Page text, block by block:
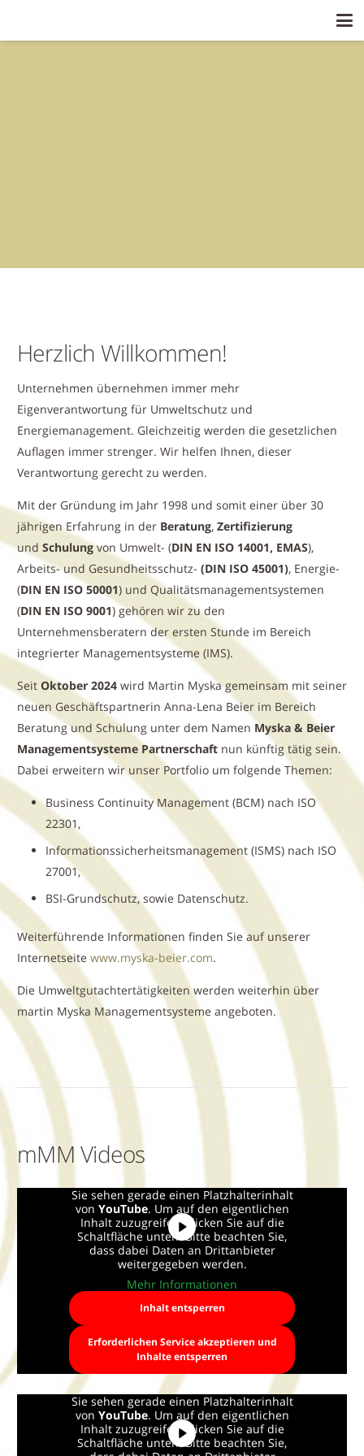
Herzlich Willkommen!
Unternehmen übernehmen immer mehr
Eigenverantwortung für Umweltschutz und
Energiemanagement. Gleichzeitig werden die gesetzlichen
Auflagen immer strenger. Wir helfen Ihnen, dieser
Verantwortung gerecht zu werden.
Mit der Gründung im Jahr 1998 und somit einer über 30
jährigen Erfahrung in der Beratung, Zertifizierung
und Schulungvon Umwelt- (DIN EN ISO 14001, EMAS),
Arbeits- und Gesundheitsschutz- (DIN ISO 45001), Energie-
(DIN EN ISO 50001) und Qualitätsmanagementsystemen
(DIN EN ISO 9001) gehören wir zu den
Unternehmensberatern der ersten Stunde im Bereich
integrierter Managementsysteme (IMS).
Seit Oktober 2024 wird Martin Myska gemeinsam mit seiner
neuen Geschäftspartnerin Anna-Lena Beier im Bereich
Beratung und Schulung unter dem Namen Myska & Beier
Managementsysteme Partnerschaft nun künftig tätig sein.
Dabei erweitern wir unser Portfolio um folgende Themen:
Business Continuity Management (BCM) nach ISO
22301,
Informationssicherheitsmanagement (ISMS) nach ISO
27001,
BSI-Grundschutz, sowie Datenschutz.
Weiterführende Informationen finden Sie auf unserer
Internetseite www.myska-beier.com.
Die Umweltgutachtertätigkeiten werden weiterhin über
martin Myska Managementsysteme angeboten.
mMM Videos
Sie sehen gerade einen Platzhalterinhalt
von YouTube. Um auf den eigentlichen
Inhalt zuzugreifen, klicken Sie auf die
Schaltfläche unten. Bitte beachten Sie,
dass dabei Daten an Drittanbieter
weitergegeben werden.
Mehr Informationen
Inhalt entsperren
Erforderlichen Service akzeptieren und
Inhalte entsperren
Sie sehen gerade einen Platzhalterinhalt
von YouTube. Um auf den eigentlichen
Inhalt zuzugreifen, klicken Sie auf die
Schaltfläche unten. Bitte beachten Sie,